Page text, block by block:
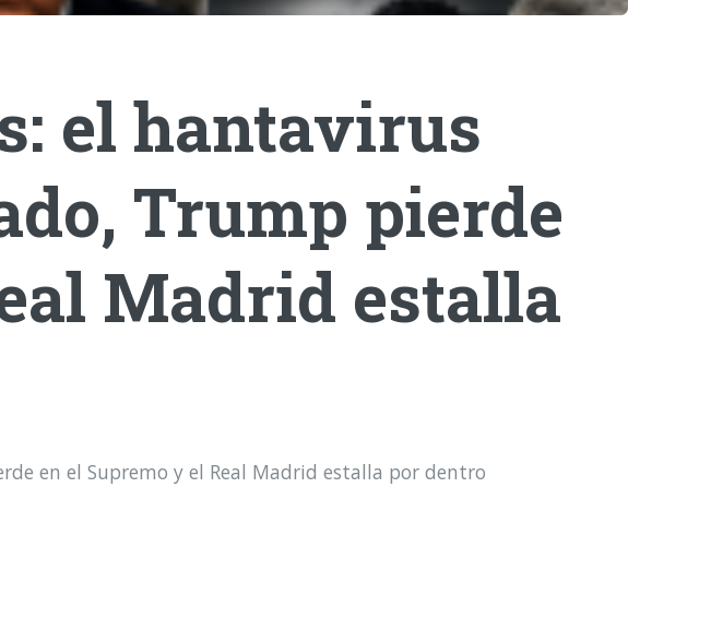
el hantavirus
Trump pierde
Madrid estalla
en el Supremo y el Real Madrid estalla por dentro